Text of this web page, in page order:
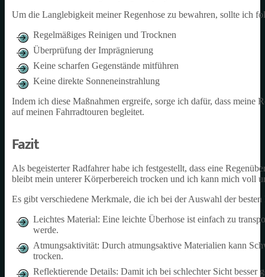
Um die Langlebigkeit meiner Regenhose zu bewahren, sollte ich
Regelmäßiges Reinigen und Trocknen
Überprüfung der Imprägnierung
Keine scharfen Gegenstände mitführen
Keine direkte Sonneneinstrahlung
Indem ich diese Maßnahmen ergreife, sorge ich dafür, dass meine
auf meinen Fahrradtouren begleitet.
Fazit
Als begeisterter Radfahrer habe ich festgestellt, dass eine
bleibt mein unterer Körperbereich trocken und ich kann mich voll
Es gibt verschiedene Merkmale, die ich bei der Auswahl der
Leichtes Material: Eine leichte Überhose ist einfach zu
werde.
Atmungsaktivität: Durch atmungsaktive Materialien kann
trocken.
Reflektierende Details: Damit ich bei schlechter Sicht besser